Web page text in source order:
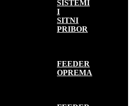
SISTEMI
I
SITNI
PRIBOR
FEEDER
OPREMA